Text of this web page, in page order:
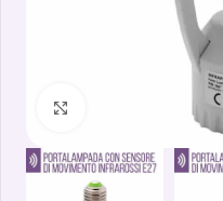
Clicca per ingrandire